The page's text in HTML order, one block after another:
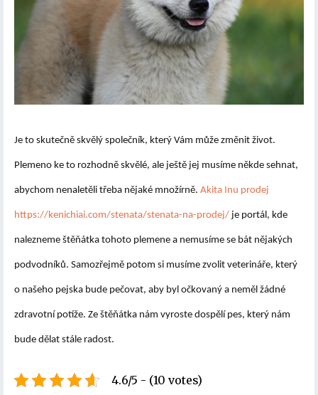
Je to skutečně skvělý společník, který Vám může změnit život.
Plemeno ke to rozhodně skvělé, ale ještě jej musíme někde sehnat,
abychom nenaletěli třeba nějaké množírně. Akita Inu prodej
https://kenichiai.com/stenata/stenata-na-prodej/ je portál, kde
nalezneme štěňátka tohoto plemene a nemusíme se bát nějakých
podvodníků. Samozřejmě potom si musíme zvolit veterináře, který
o našeho pejska bude pečovat, aby byl očkovaný a neměl žádné
zdravotní potíže. Ze štěňátka nám vyroste dospělí pes, který nám
bude dělat stále radost.
4.6/5 - (10 votes)